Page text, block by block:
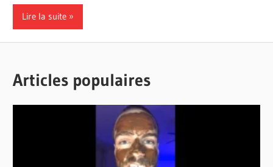
Lire la suite
Articles populaires